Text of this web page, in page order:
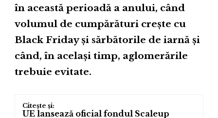
în această perioadă a anului, când
volumul de cumpărături crește cu
Black Friday și sărbătorile de iarnă și
când, în același timp, aglomerările
trebuie evitate.
UE lansează oficial fondul Scaleup